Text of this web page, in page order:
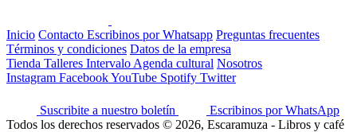
Inicio Contacto Escribinos por Whatsapp Preguntas frecuentes
Términos y condiciones Datos de la empresa
Tienda Talleres Intervalo Agenda cultural Nosotros
Instagram FacebookYouTube Spotify Twitter
Suscribite a nuestro boletín
Escribinos por WhatsApp
Todos los derechos reservados © 2026, Escaramuza - Libros y café